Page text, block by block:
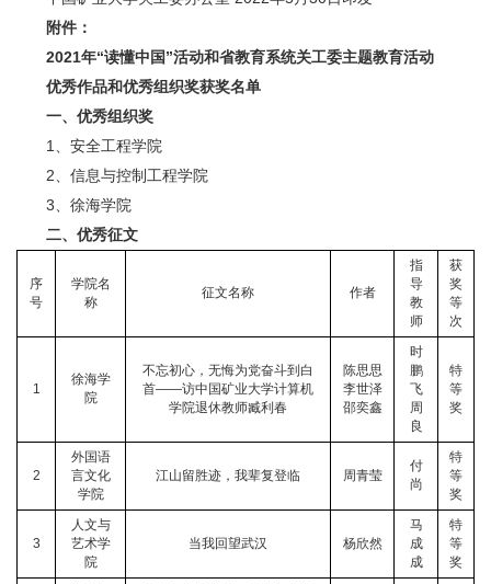
附件：
2021年“读懂中国”活动和省教育系统关工委主题教育活动
优秀作品和优秀组织奖获奖名单
一、优秀组织奖
1、安全工程学院
2、信息与控制工程学院
3、徐海学院
二、优秀征文
序
号
学院名
称
征文名称 作者
指
导
教
师
获
奖
等
次
1
徐海学
院
不忘初心，无悔为党奋斗到白
首——访中国矿业大学计算机
学院退休教师臧利春
陈思思
李世泽
邵奕鑫
时
鹏
飞
周
良
特
等
奖
2
外国语
言文化
学院
江山留胜迹，我辈复登临 周青莹
付
尚
特
等
奖
3
人文与
艺术学
院
当我回望武汉 杨欣然
马
成
成
特
等
奖